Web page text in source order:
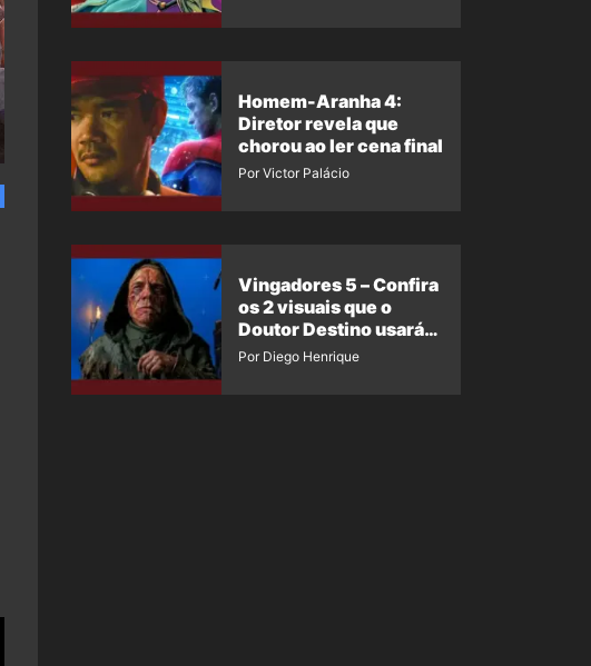
Homem-Aranha 4:
Diretor revela que
chorou ao ler cena final
Por Victor Palácio
Vingadores 5 – Confira
os 2 visuais que o
Doutor Destino usará
no filme
Por Diego Henrique